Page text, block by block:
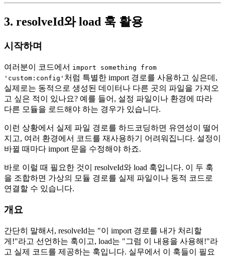
3. resolveId와 load 훅 활용
시작하며
여러분이 코드에서 import something from
'custom:config' 처럼 특별한 import 경로를 사용하고 싶은데,
실제로는 동적으로 생성된 데이터나 다른 곳의 파일을 가져오
고 싶은 적이 있나요? 예를 들어, 설정 파일이나 환경에 따라
다른 모듈을 로드해야 하는 경우가 있습니다.
이런 상황에서 실제 파일 경로를 하드코딩하면 유연성이 떨어
지고, 여러 환경에서 코드를 재사용하기 어려워집니다. 설정이
바뀔 때마다 import 문을 수정해야 하죠.
바로 이럴 때 필요한 것이 resolveId와 load 훅입니다. 이 두 훅
을 조합하면 가상의 모듈 경로를 실제 파일이나 동적 코드로
연결할 수 있습니다.
개요
간단히 말해서, resolveId는 "이 import 경로를 내가 처리할
게!"라고 선언하는 훅이고, load는 "그럼 이 내용을 사용해!"라
고 실제 코드를 제공하는 훅입니다. 실무에서 이 훅들이 필요